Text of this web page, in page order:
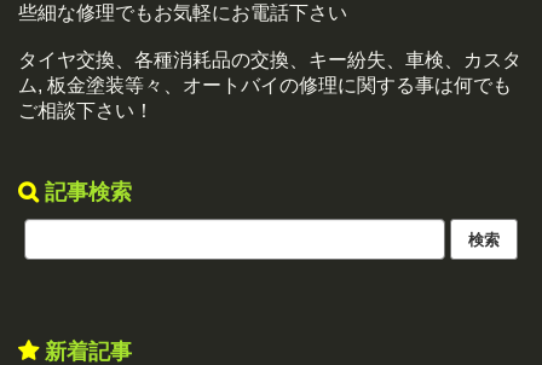
些細な修理でもお気軽にお電話下さい
タイヤ交換、各種消耗品の交換、キー紛失、車検、カスタ
ム, 板金塗装等々、オートバイの修理に関する事は何でも
ご相談下さい！
記事検索
新着記事